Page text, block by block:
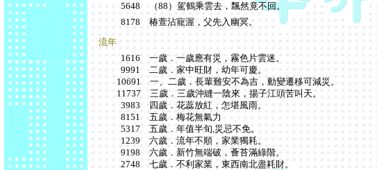
5648 （88）駕鶴乘雲去，飄然竟不回。
8178 椿萱沾寵渥，父先入幽冥。
流年
1616 一歲．一歲應有災，霧色片雲迷。
9991 二歲．家中旺財，幼年可慶。
10691 一、二歲．長輩難安不為吉，動變遷移可減災。
11737 三歲．三歲沖縫一陰來，揚子江頭苦叫天。
3983 四歲．花蕊放紅，怎堪風雨。
8151 五歲．梅花無氣力
5317 五歲．年值半旬,災忌不免。
1239 六歲．流年不順，家業獨耗。
9198 六歲．新竹無端破，薈苔滿綠階。
2748 七歲．不利家業，東西南北盡耗財。